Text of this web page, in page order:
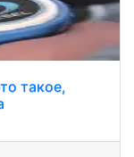
такое,